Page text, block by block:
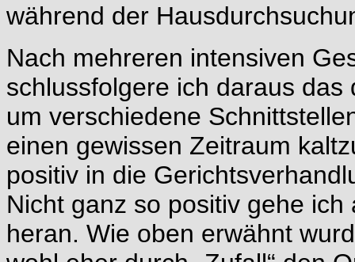
während der
Nach mehreren intensiven
schlussfolgere ich daraus
um verschiedene
einen gewissen Zeitraum
positiv in die
Nicht ganz so positiv gehe
heran. Wie oben erwähnt